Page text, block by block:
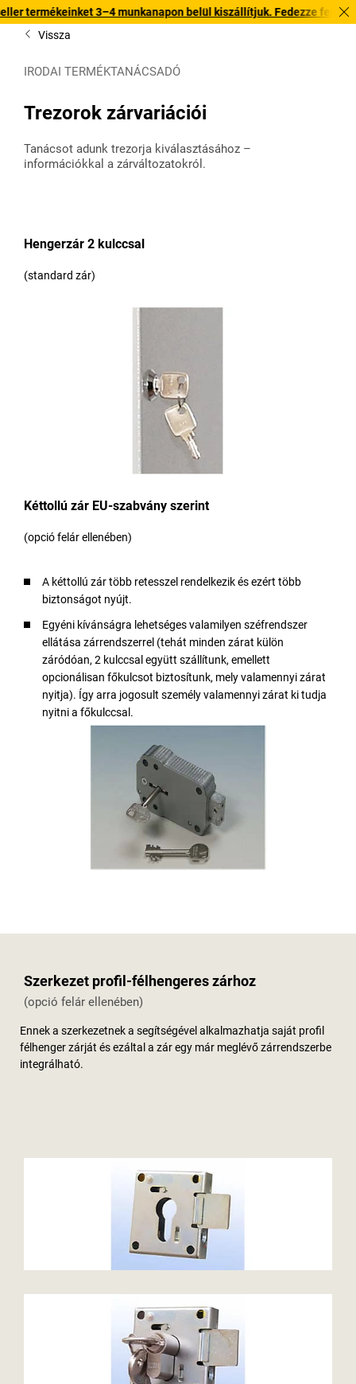
3–4 munkanapon belül kiszállítjuk. Fedezze fel gyors kiszállítású
Vissza
IRODAI TERMÉKTANÁCSADÓ
Trezorok zárvariációi
Tanácsot adunk trezorja kiválasztásához –
információkkal a zárváltozatokról.
Hengerzár 2 kulccsal
(standard zár)
Kéttollú zár EU-szabvány szerint
(opció felár ellenében)
A kéttollú zár több retesszel rendelkezik és ezért több
biztonságot nyújt.
Egyéni kívánságra lehetséges valamilyen széfrendszer
ellátása zárrendszerrel (tehát minden zárat külön
záródóan, 2 kulccsal együtt szállítunk, emellett
opcionálisan főkulcsot biztosítunk, mely valamennyi zárat
nyitja). Így arra jogosult személy valamennyi zárat ki tudja
nyitni a főkulccsal.
Szerkezet profil-félhengeres zárhoz
(opció felár ellenében)
Ennek a szerkezetnek a segítségével alkalmazhatja saját profil
félhenger zárját és ezáltal a zár egy már meglévő zárrendszerbe
integrálható.